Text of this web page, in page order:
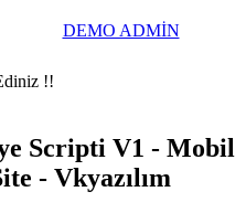
DEMO ADMİN
!!
Scripti V1 - Mobil
- Vkyazılım